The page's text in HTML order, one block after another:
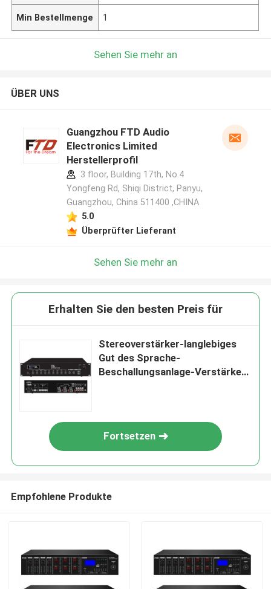
Min Bestellmenge 1
Sehen Sie mehr an
ÜBER UNS
Guangzhou FTD Audio
Electronics Limited
Herstellerprofil
3 floor, Building 17th, No.4
Yongfeng Rd, Shiqi District, Panyu,
Guangzhou, China 511400 ,CHINA
5.0
Überprüfter Lieferant
Sehen Sie mehr an
Erhalten Sie den besten Preis für
Stereoverstärker-langlebiges
Gut des Sprache-
Beschallungsanlage-Verstärker-
Fortsetzen
Empfohlene Produkte